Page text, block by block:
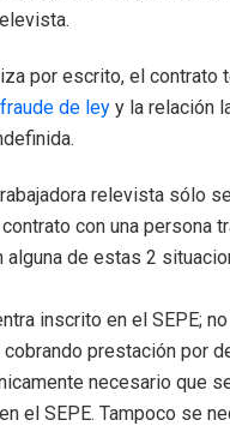
por escrito, el contrato
de ley y la relación
relevista sólo
con una persona
alguna de estas 2
inscrito en el SEPE;
prestación por
necesario que
el SEPE. Tampoco se